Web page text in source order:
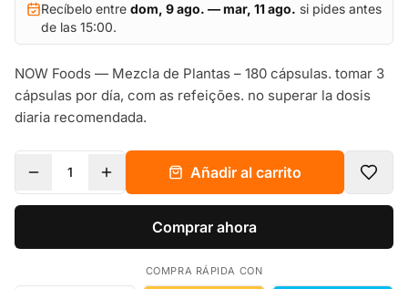
Recíbelo entre dom, 9 ago. — mar, 11 ago. si pides antes
de las 15:00.
NOW Foods — Mezcla de Plantas – 180 cápsulas. tomar 3
cápsulas por día, com as refeições. no superar la dosis
diaria recomendada.
1 Añadir al carrito
Comprar ahora
COMPRA RÁPIDA CON